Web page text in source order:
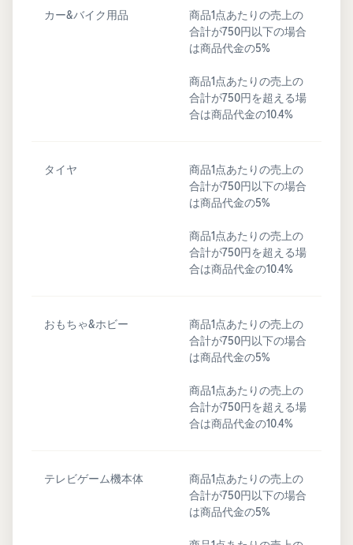
カー&バイク用品
商品1点あたりの売上の
合計が750円以下の場合
は商品代金の5%
商品1点あたりの売上の
合計が750円を超える場
合は商品代金の10.4%
タイヤ
商品1点あたりの売上の
合計が750円以下の場合
は商品代金の5%
商品1点あたりの売上の
合計が750円を超える場
合は商品代金の10.4%
おもちゃ&ホビー
商品1点あたりの売上の
合計が750円以下の場合
は商品代金の5%
商品1点あたりの売上の
合計が750円を超える場
合は商品代金の10.4%
テレビゲーム機本体
商品1点あたりの売上の
合計が750円以下の場合
は商品代金の5%